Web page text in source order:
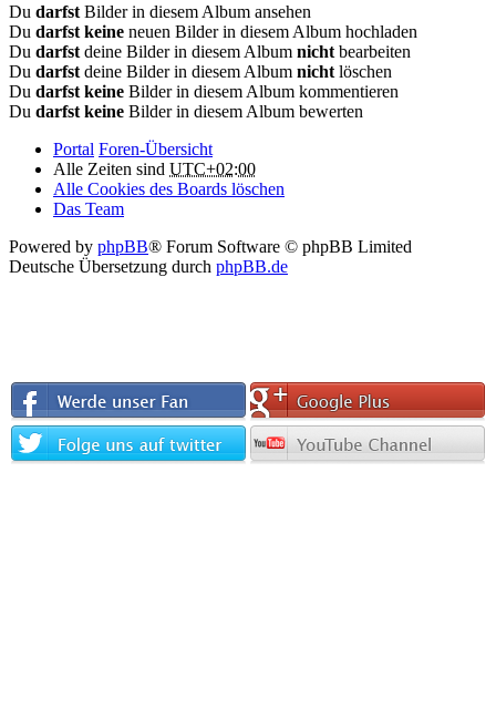
Du darfst Bilder in diesem Album ansehen
Du darfst keine neuen Bilder in diesem Album hochladen
Du darfst deine Bilder in diesem Album nicht bearbeiten
Du darfst deine Bilder in diesem Album nicht löschen
Du darfst keine Bilder in diesem Album kommentieren
Du darfst keine Bilder in diesem Album bewerten
Portal Foren-Übersicht
Alle Zeiten sind UTC+02:00
Alle Cookies des Boards löschen
Das Team
Powered by phpBB® Forum Software © phpBB Limited
Deutsche Übersetzung durch phpBB.de